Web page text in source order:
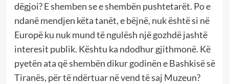
dëgjoi? E shemben se e shembën pushtetarët. Po e
ndanë mendjen këta tanët, e bëjnë, nuk është si në
Europë ku nuk mund të ngulësh një gozhdë jashtë
interesit publik. Kështu ka ndodhur gjithmonë. Kë
pyetën ata që shembën dikur godinën e Bashkisë së
Tiranës, për të ndërtuar në vend të saj Muzeun?